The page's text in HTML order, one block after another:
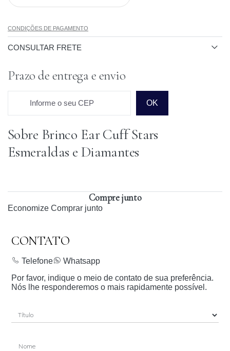
CONDIÇÕES DE PAGAMENTO
CONSULTAR FRETE
Prazo de entrega e envio
Informe o seu CEP OK
Prazo para o CEP
Sobre Brinco Ear Cuff Stars
Esmeraldas e Diamantes
Compre junto
Economize Comprar junto
CONTATO
Telefone
Whatsapp
Por favor, indique o meio de contato de sua preferência.
Nós lhe responderemos o mais rapidamente possível.
Nome